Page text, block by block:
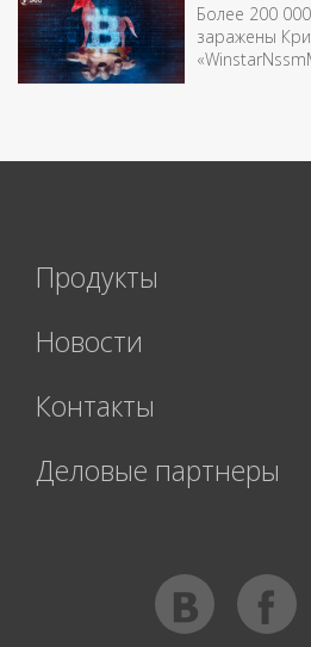
Более 200
заражены
Продукты
Новости
Контакты
Деловые партнеры